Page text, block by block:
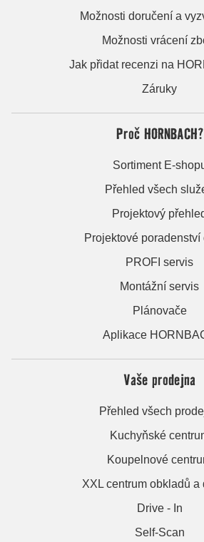
Možnosti doručení a
Možnosti vrácení
Jak přidat recenzi na
Záruky
Proč HORNBACH?
Sortiment E-
Přehled všech
Projektový
Projektové poradenství
PROFI servis
Montážní servis
Plánovače
Aplikace
Vaše prodejna
Přehled všech
Kuchyňské
Koupelnové
XXL centrum obkladů a
Drive - In
Self-Scan